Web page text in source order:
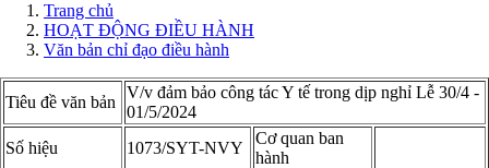
Trang chủ
HOẠT ĐỘNG ĐIỀU HÀNH
Văn bản chỉ đạo điều hành
Tiêu đề văn bản
V/v đảm bảo công tác Y tế trong dịp nghỉ Lễ 30/4 -
01/5/2024
Số hiệu
1073/SYT-NVY
Cơ quan ban
hành